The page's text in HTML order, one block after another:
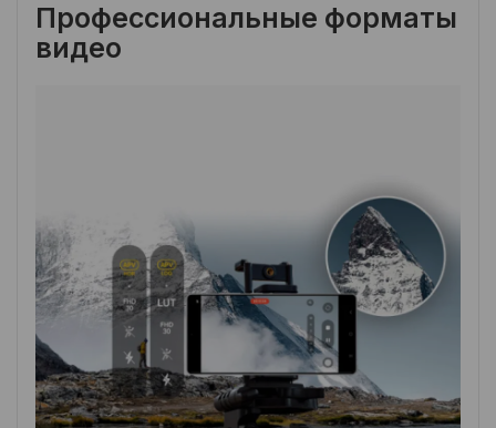
Профессиональные форматы
видео